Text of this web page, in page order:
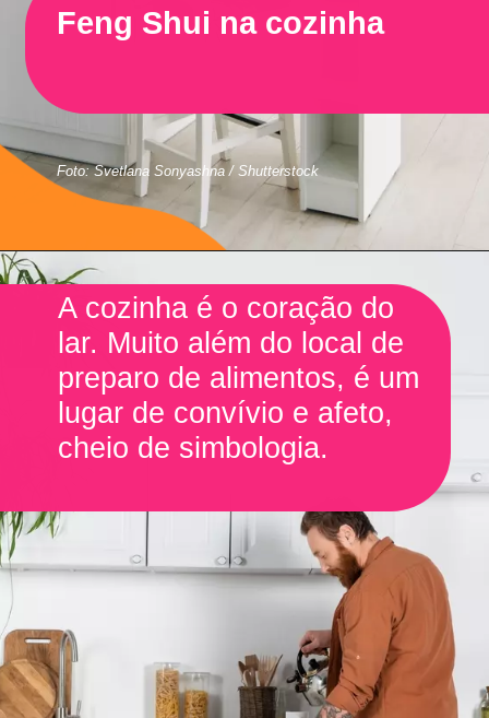
Feng Shui na cozinha
Foto: Svetlana Sonyashna / Shutterstock
A cozinha é o coração do
lar. Muito além do local de
preparo de alimentos, é um
lugar de convívio e afeto,
cheio de simbologia.